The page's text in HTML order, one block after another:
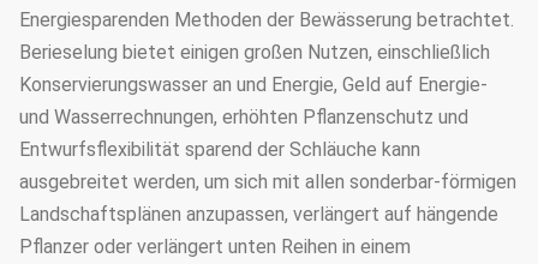
Energiesparenden Methoden der Bewässerung betrachtet.
Berieselung bietet einigen großen Nutzen, einschließlich
Konservierungswasser an und Energie, Geld auf Energie-
und Wasserrechnungen, erhöhten Pflanzenschutz und
Entwurfsflexibilität sparend der Schläuche kann
ausgebreitet werden, um sich mit allen sonderbar-förmigen
Landschaftsplänen anzupassen, verlängert auf hängende
Pflanzer oder verlängert unten Reihen in einem